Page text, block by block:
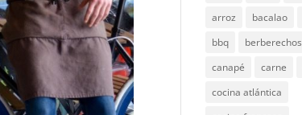
arroz
bacalao
bbq
berberechos
canapé
carne
cocina atlántica